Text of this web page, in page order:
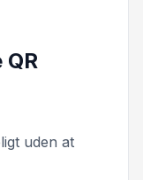
uden at